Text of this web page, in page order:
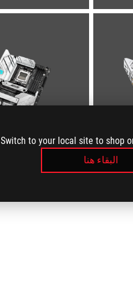
Switch to your local site to shop
البقاء هنا